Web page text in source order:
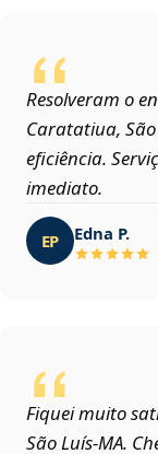
Resolveram o
Caratatiua,
eficiência.
imediato.
EP Edna P.
Fiquei muito
São Luís‑MA.